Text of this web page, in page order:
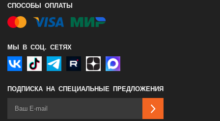
СПОСОБЫ ОПЛАТЫ
МЫ В СОЦ. СЕТЯХ
ПОДПИСКА НА СПЕЦИАЛЬНЫЕ ПРЕДЛОЖЕНИЯ